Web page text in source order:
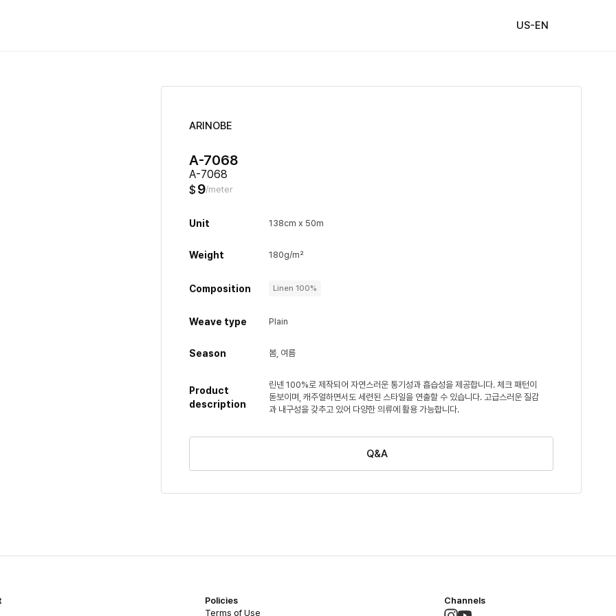
US-EN
ARINOBE
A-7068
A-7068
$ 9/meter
Unit 138cm x 50m
Weight 180g/m²
Composition Linen 100%
Weave type Plain
Season 봄, 여름
Product
description
린넨 100%로 제작되어 자연스러운 통기성과 흡습성을 제공합니다. 체크 패턴이
돋보이며, 캐주얼하면서도 세련된 스타일을 연출할 수 있습니다. 고급스러운 질감
과 내구성을 갖추고 있어 다양한 의류에 활용 가능합니다.
Q&A
Policies
Terms of Use
Channels